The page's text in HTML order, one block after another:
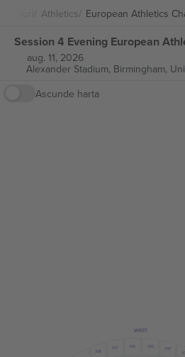
Athletics European Athletics
aug. 11, 2026
Alexander Stadium, Birmingham,
Ascunde harta
304
WEST